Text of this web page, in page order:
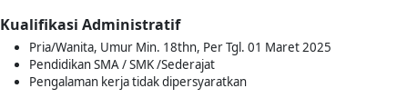
Kualifikasi Administratif
Pria/Wanita, Umur Min. 18thn, Per Tgl. 01 Maret 2025
Pendidikan SMA / SMK /Sederajat
Pengalaman kerja tidak dipersyaratkan